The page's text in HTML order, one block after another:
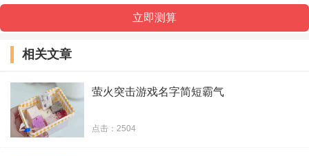
相关文章
萤火突击游戏名字简短霸气
点击：2504